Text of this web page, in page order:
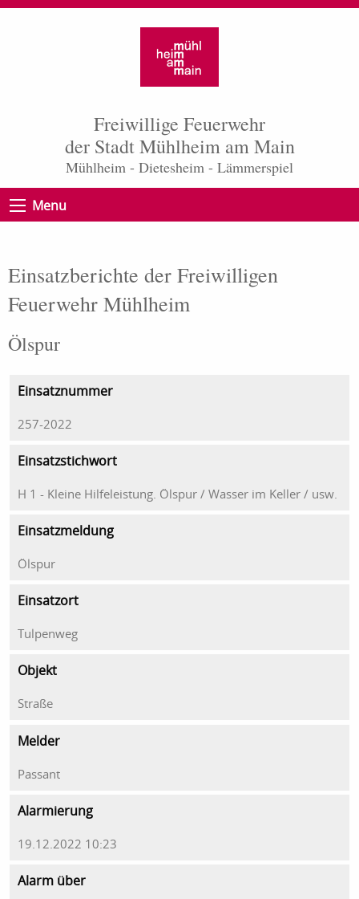
Freiwillige Feuerwehr
der Stadt Mühlheim am Main
Mühlheim - Dietesheim - Lämmerspiel
Menu
Einsatzberichte der Freiwilligen
Feuerwehr Mühlheim
Ölspur
Einsatznummer
257-2022
Einsatzstichwort
H 1 - Kleine Hilfeleistung. Ölspur / Wasser im Keller / usw.
Einsatzmeldung
Ölspur
Einsatzort
Tulpenweg
Objekt
Straße
Melder
Passant
Alarmierung
19.12.2022 10:23
Alarm über